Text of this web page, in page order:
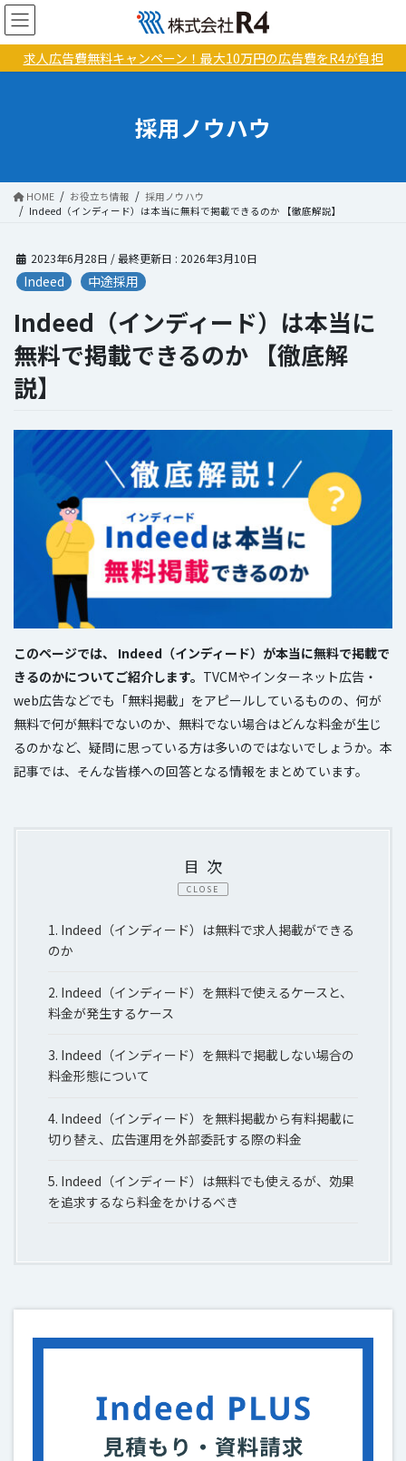
コ
ン
テ
ナ
ビ
ゲ
動
求人広告費無料キャンペーン！最大10万円の広告費をR4が負担
採用ノウハウ
HOME お役立ち情報
採用ノウハウ
Indeed（インディード）は本当に無料で掲載できるのか 【徹底解説】
2023年6月28日 / 最終更新日 : 2026年3月10日
Indeed 中途採用
Indeed（インディード）は本当に
無料で掲載できるのか 【徹底解
説】
このページでは、 Indeed（インディード）が本当に無料で掲載で
きるのかについてご紹介します。 TVCMやインターネット広告・
web広告などでも「無料掲載」をアピールしているものの、何が
無料で何が無料でないのか、無料でない場合はどんな料金が生じ
るのかなど、疑問に思っている方は多いのではないでしょうか。本
記事では、そんな皆様への回答となる情報をまとめています。
目次
CLOSE
1. Indeed（インディード）は無料で求人掲載ができる
のか
2. Indeed（インディード）を無料で使えるケースと、
料金が発生するケース
3. Indeed（インディード）を無料で掲載しない場合の
料金形態について
4. Indeed（インディード）を無料掲載から有料掲載に
切り替え、広告運用を外部委託する際の料金
5. Indeed（インディード）は無料でも使えるが、効果
を追求するなら料金をかけるべき